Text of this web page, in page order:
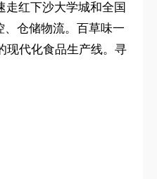
红下沙大学城和全国
仓储物流。百草味一
现代化食品生产线。寻